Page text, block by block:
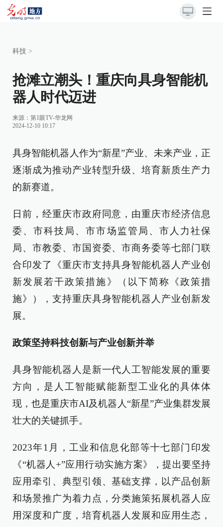
科技 >
抢滩立潮头！重庆向具身智能机
器人时代迈进
来源： 第1眼TV-华龙网
2024-12-10 10:17
具身智能机器人作为“新星”产业、未来产业，正
逐渐成为推动产业转型升级、培育新质生产力
的新赛道。
日前，经重庆市政府同意，由重庆市经济信息
委、市科技局、市市场监管局、市人力社保
局、市教委、市国资委、市商务委等七部门联
合印发了《重庆市支持具身智能机器人产业创
新发展若干政策措施》（以下简称《政策措
施》），支持重庆具身智能机器人产业创新发
展。
政策坚持科技创新与产业创新并举
具身智能机器人是新一代人工智能发展的重要
方向，是人工智能赋能新型工业化的具体体
现，也是重庆市AI及机器人“新星”产业集群发展
壮大的关键抓手。
2023年1月，工业和信息化部等十七部门印发
《“机器人+”应用行动实施方案》，提出要坚持
应用牵引、典型引领、基础支撑，以产品创新
和场景推广为着力点，分类施策拓展机器人应
用深度和广度，培育机器人发展和应用生态，